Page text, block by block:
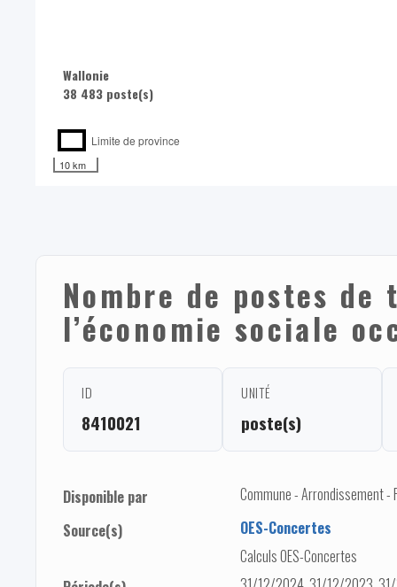
Wallonie
38 483 poste(s)
Limite de province
10 km
Nombre de postes
l’économie sociale
ID
8410021
UNITÉ
poste(s)
Disponible par
Commune - Arrondissement -
Source(s)
OES-Concertes
Calculs OES-Concertes